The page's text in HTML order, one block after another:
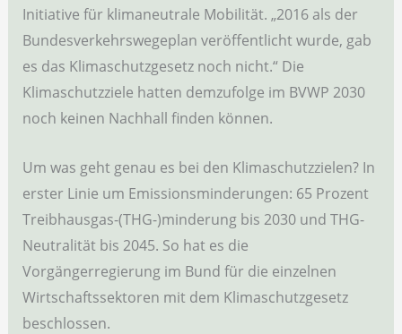
Initiative für klimaneutrale Mobilität. „2016 als der
Bundesverkehrswegeplan veröffentlicht wurde, gab
es das Klimaschutzgesetz noch nicht.“ Die
Klimaschutzziele hatten demzufolge im BVWP 2030
noch keinen Nachhall finden können.
Um was geht genau es bei den Klimaschutzzielen? In
erster Linie um Emissionsminderungen: 65 Prozent
Treibhausgas-(THG-)minderung bis 2030 und THG-
Neutralität bis 2045. So hat es die
Vorgängerregierung im Bund für die einzelnen
Wirtschaftssektoren mit dem Klimaschutzgesetz
beschlossen.